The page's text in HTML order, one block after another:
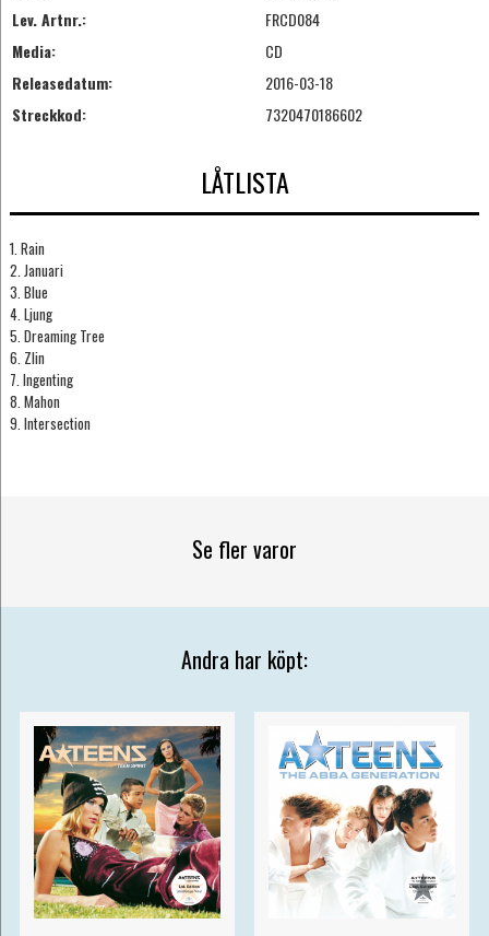
Lev. Artnr.:
FRCD084
Media:
CD
Releasedatum:
2016-03-18
Streckkod:
7320470186602
LÅTLISTA
1. Rain
2. Januari
3. Blue
4. Ljung
5. Dreaming Tree
6. Zlin
7. Ingenting
8. Mahon
9. Intersection
Se fler varor
Andra har köpt: